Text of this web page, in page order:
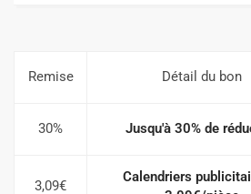
Remise Détail du bon
30% Jusqu'à 30% de
3,09€
Calendriers